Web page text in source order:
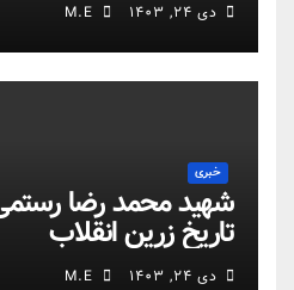
دی ۲۴, ۱۴۰۳
خبری
شهید محمد رضا
تاریخ زرین انقلاب
دی ۲۴, ۱۴۰۳